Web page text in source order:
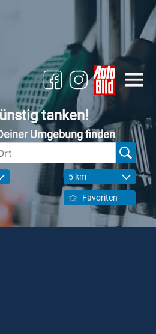
tanken!
Umgebung finden
5 km
Favoriten